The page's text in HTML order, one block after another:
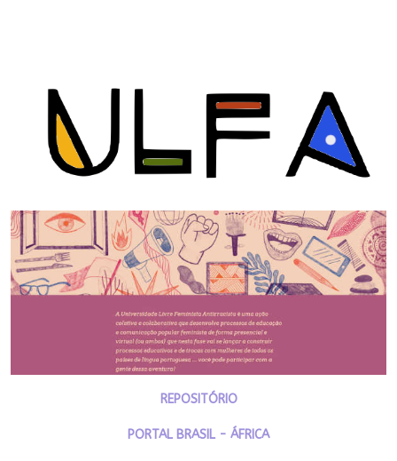
REPOSITÓRIO
PORTAL BRASIL - ÁFRICA